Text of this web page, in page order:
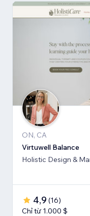
ON, CA
Virtuwell Balance
Holistic Design &
4,9 (16)
Chỉ từ 1.000 $